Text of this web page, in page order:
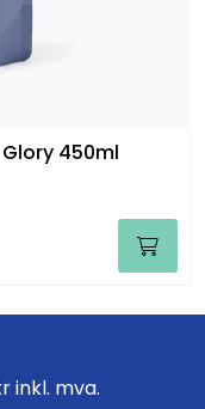
450ml
inkl. mva.